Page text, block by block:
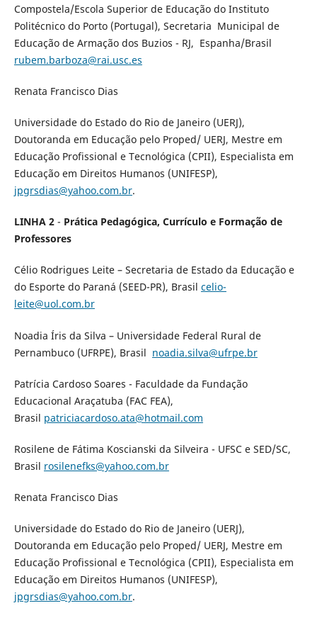
Compostela/Escola Superior de Educação do Instituto
Politécnico do Porto (Portugal), Secretaria Municipal de
Educação de Armação dos Buzios - RJ, Espanha/Brasil
rubem.barboza@rai.usc.es
Renata Francisco Dias
Universidade do Estado do Rio de Janeiro (UERJ),
Doutoranda em Educação pelo Proped/ UERJ, Mestre em
Educação Profissional e Tecnológica (CPII), Especialista em
Educação em Direitos Humanos (UNIFESP),
jpgrsdias@yahoo.com.br.
LINHA 2- Prática Pedagógica, Currículo e Formação de
Professores
Célio Rodrigues Leite – Secretaria de Estado da Educação e
do Esporte do Paraná (SEED-PR), Brasil celio-
leite@uol.com.br
Noadia Íris da Silva – Universidade Federal Rural de
Pernambuco (UFRPE), Brasil noadia.silva@ufrpe.br
Patrícia Cardoso Soares - Faculdade da Fundação
Educacional Araçatuba (FAC FEA),
Brasil patriciacardoso.ata@hotmail.com
Rosilene de Fátima Koscianski da Silveira - UFSC e SED/SC,
Brasil rosilenefks@yahoo.com.br
Renata Francisco Dias
Universidade do Estado do Rio de Janeiro (UERJ),
Doutoranda em Educação pelo Proped/ UERJ, Mestre em
Educação Profissional e Tecnológica (CPII), Especialista em
Educação em Direitos Humanos (UNIFESP),
jpgrsdias@yahoo.com.br.